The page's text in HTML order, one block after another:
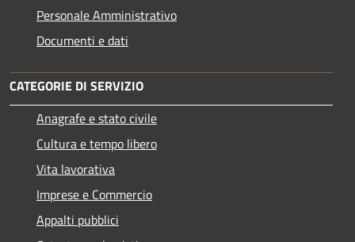
Personale Amministrativo
Documenti e dati
CATEGORIE DI SERVIZIO
Anagrafe e stato civile
Cultura e tempo libero
Vita lavorativa
Imprese e Commercio
Appalti pubblici